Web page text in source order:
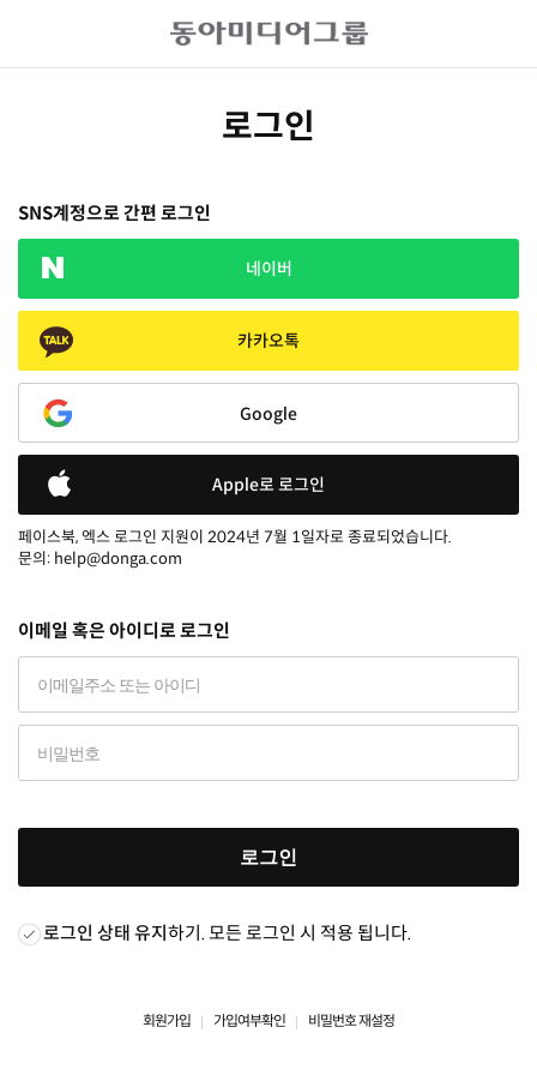
로그인
SNS계정으로 간편 로그인
네이버
카카오톡
Google
Apple로 로그인
페이스북, 엑스 로그인 지원이 2024년 7월 1일자로 종료되었습니다.
문의: help@donga.com
이메일 혹은 아이디로 로그인
로그인
로그인 상태 유지하기. 모든 로그인 시 적용 됩니다.
회원가입 가입여부확인 비밀번호 재설정